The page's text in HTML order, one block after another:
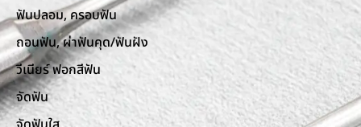
ฟันปลอม, ครอบฟัน
ถอนฟัน, ผ่าฟันคุด/ฟันฝัง
วีเนียร์ ฟอกสีฟัน
จัดฟัน